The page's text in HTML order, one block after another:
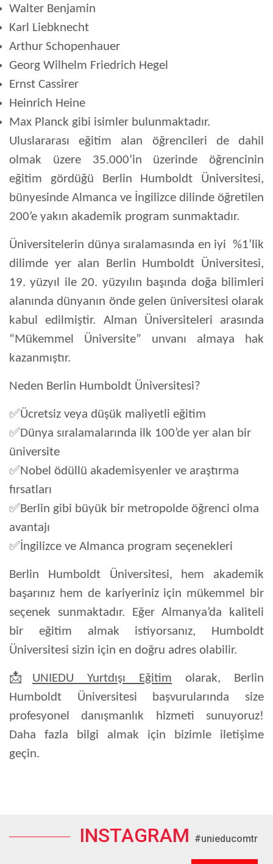
Walter Benjamin
Karl Liebknecht
Arthur Schopenhauer
Georg Wilhelm Friedrich Hegel
Ernst Cassirer
Heinrich Heine
Max Planck gibi isimler bulunmaktadır.
Uluslararası eğitim alan öğrencileri de dahil
olmak üzere 35.000’in üzerinde öğrencinin
eğitim gördüğü Berlin Humboldt Üniversitesi,
bünyesinde Almanca ve İngilizce dilinde öğretilen
200’e yakın akademik program sunmaktadır.
Üniversitelerin dünya sıralamasında en iyi %1’lik
dilimde yer alan Berlin Humboldt Üniversitesi,
19. yüzyıl ile 20. yüzyılın başında doğa bilimleri
alanında dünyanın önde gelen üniversitesi olarak
kabul edilmiştir. Alman Üniversiteleri arasında
“Mükemmel Üniversite” unvanı almaya hak
kazanmıştır.
Neden Berlin Humboldt Üniversitesi?
✅Ücretsiz veya düşük maliyetli eğitim
✅Dünya sıralamalarında ilk 100’de yer alan bir
üniversite
✅Nobel ödüllü akademisyenler ve araştırma
fırsatları
✅Berlin gibi büyük bir metropolde öğrenci olma
avantajı
✅İngilizce ve Almanca program seçenekleri
Berlin Humboldt Üniversitesi, hem akademik
başarınız hem de kariyeriniz için mükemmel bir
seçenek sunmaktadır. EğerAlmanya’da kaliteli
bir eğitim almak istiyorsanız, Humboldt
Üniversitesi sizin için en doğru adres olabilir.
📩 UNIEDU Yurtdışı Eğitim olarak, Berlin
Humboldt Üniversitesi başvurularında size
profesyonel danışmanlık hizmeti sunuyoruz!
Daha fazla bilgi almak için bizimle iletişime
geçin.
INSTAGRAM #unieducomtr